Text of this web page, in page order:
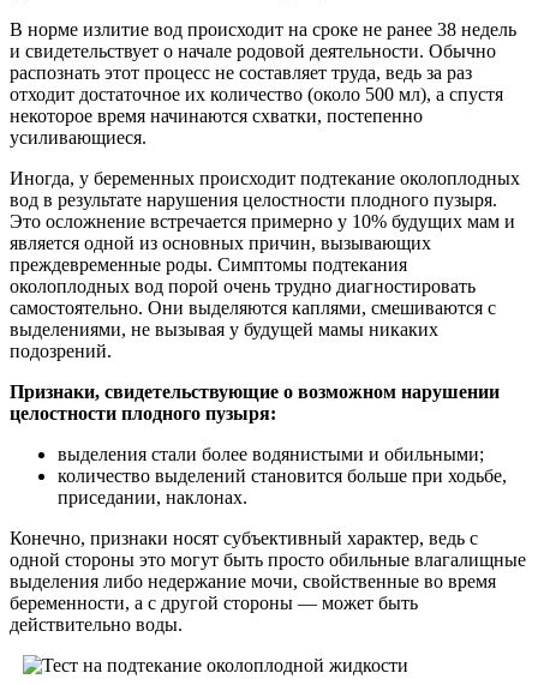
В норме излитие вод происходит на сроке не ранее 38 недель
и свидетельствует о начале родовой деятельности. Обычно
распознать этот процесс не составляет труда, ведь за раз
отходит достаточное их количество (около 500 мл), а спустя
некоторое время начинаются схватки, постепенно
усиливающиеся.
Иногда, у беременных происходит подтекание околоплодных
вод в результате нарушения целостности плодного пузыря.
Это осложнение встречается примерно у 10% будущих мам и
является одной из основных причин, вызывающих
преждевременные роды. Симптомы подтекания
околоплодных вод порой очень трудно диагностировать
самостоятельно. Они выделяются каплями, смешиваются с
выделениями, не вызывая у будущей мамы никаких
подозрений.
Признаки, свидетельствующие о возможном нарушении
целостности плодного пузыря:
выделения стали более водянистыми и обильными;
количество выделений становится больше при ходьбе,
приседании, наклонах.
Конечно, признаки носят субъективный характер, ведь с
одной стороны это могут быть просто обильные влагалищные
выделения либо недержание мочи, свойственные во время
беременности, а с другой стороны — может быть
действительно воды.